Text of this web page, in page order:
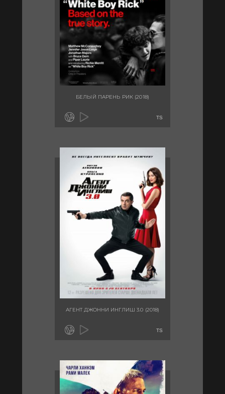
БЕЛЫЙ ПАРЕНЬ РИК (2018)
TS
АГЕНТ ДЖОННИ ИНГЛИШ 3.0 (2018)
TS